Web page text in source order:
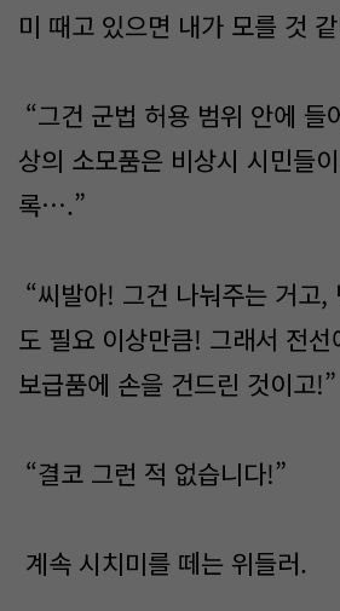
미 때고 있으면 내가 모를 것
“그건 군법 허용 범위 안에 들
상의 소모품은 비상시 시민들
록….”
“씨발아! 그건 나눠주는 거고,
도 필요 이상만큼! 그래서 전
보급품에 손을 건드린 것이고!”
“결코 그런 적 없습니다!”
계속 시치미를 떼는 위들러.